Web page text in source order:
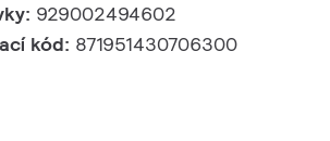
929002494602
kód: 871951430706300